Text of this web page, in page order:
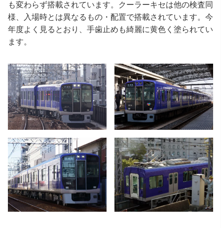
も変わらず搭載されています。クーラーキセは他の検査同
様、入場時とは異なるもの・配置で搭載されています。今
年度よく見るとおり、手歯止めも綺麗に黄色く塗られてい
ます。